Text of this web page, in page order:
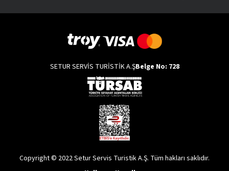
SETUR SERVİS TURİSTİK A.ŞBelge No: 728
Copyright © 2022 Setur Servis Turistik A.Ş. Tüm hakları saklıdır.